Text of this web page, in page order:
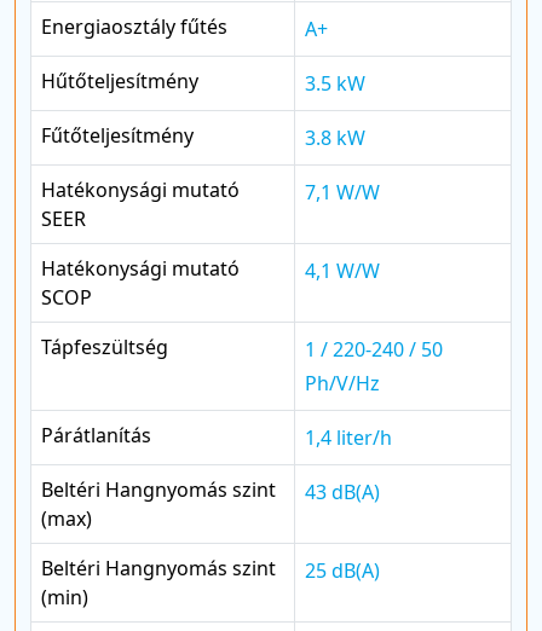
Energiaosztály fűtés
A+
Hűtőteljesítmény
3.5 kW
Fűtőteljesítmény
3.8 kW
Hatékonysági mutató
SEER
7,1 W/W
Hatékonysági mutató
SCOP
4,1 W/W
Tápfeszültség
1 / 220-240 / 50
Ph/V/Hz
Párátlanítás
1,4 liter/h
Beltéri Hangnyomás szint
(max)
43 dB(A)
Beltéri Hangnyomás szint
(min)
25 dB(A)